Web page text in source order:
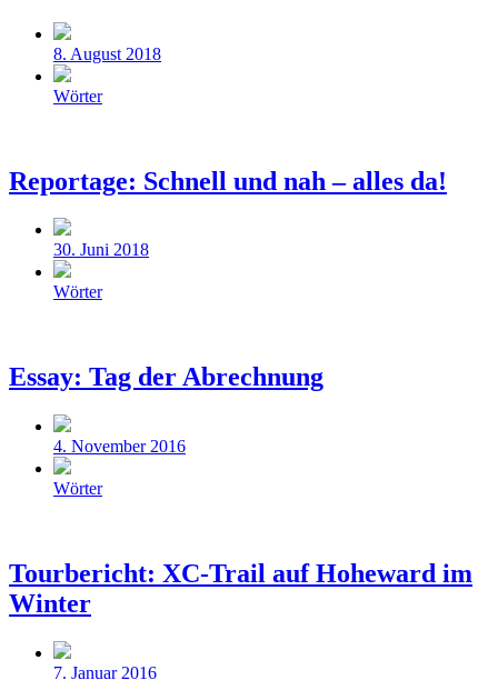
Beitragsdatum
8. August 2018
Veröffentlicht
Wörter
Reportage: Schnell und nah – alles da!
Beitragsdatum
30. Juni 2018
Veröffentlicht
Wörter
Essay: Tag der Abrechnung
Beitragsdatum
4. November 2016
Veröffentlicht
Wörter
Tourbericht: XC-Trail auf Hoheward im
Winter
Beitragsdatum
7. Januar 2016